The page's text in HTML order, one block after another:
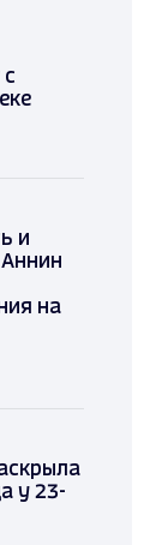
с
и
на
у 23-